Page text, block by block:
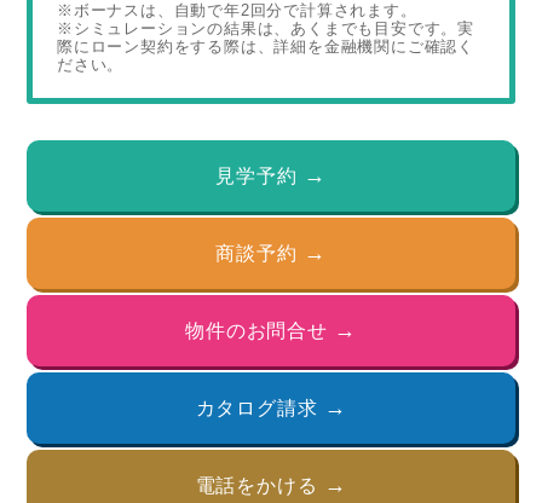
※ボーナスは、自動で年2回分で計算されます。
※シミュレーションの結果は、あくまでも目安です。実
際にローン契約をする際は、詳細を金融機関にご確認く
ださい。
見学予約
商談予約
物件のお問合せ
カタログ請求
電話をかける